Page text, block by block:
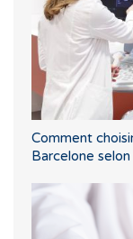
Comment
Barcelone